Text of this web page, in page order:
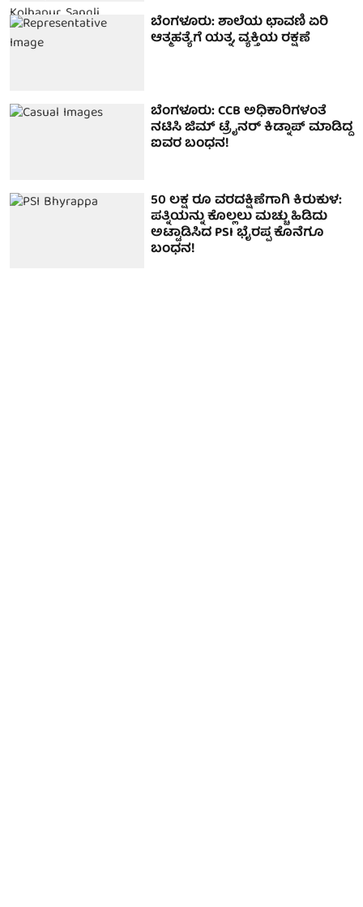
ಬೆಂಗಳೂರು: ಶಾಲೆಯ ಛಾವಣಿ ಏರಿ
ಆತ್ಮಹತ್ಯೆಗೆ ಯತ್ನ, ವ್ಯಕ್ತಿಯ ರಕ್ಷಣೆ
ಬೆಂಗಳೂರು: CCB ಅಧಿಕಾರಿಗಳಂತೆ
ನಟಿಸಿ ಜಿಮ್ ಟ್ರೈನರ್ ಕಿಡ್ನಾಪ್ ಮಾಡಿದ್ದ
ಐವರ ಬಂಧನ!
50 ಲಕ್ಷ ರೂ ವರದಕ್ಷಿಣೆಗಾಗಿ ಕಿರುಕುಳ:
ಪತ್ನಿಯನ್ನು ಕೊಲ್ಲಲು ಮಚ್ಚು ಹಿಡಿದು
ಅಟ್ಟಾಡಿಸಿದ PSI ಭೈರಪ್ಪ ಕೊನೆಗೂ
ಬಂಧನ!